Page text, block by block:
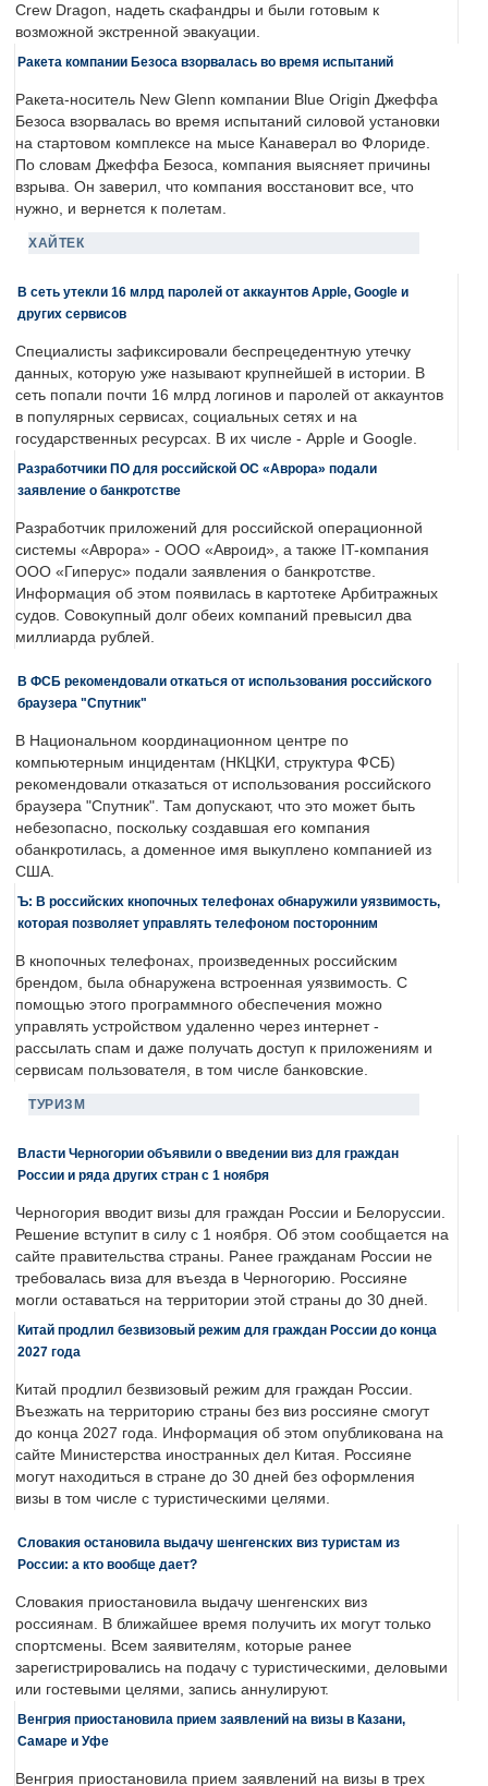
Crew Dragon, надеть скафандры и были готовым к
возможной экстренной эвакуации.
Ракета компании Безоса взорвалась во время испытаний
Ракета-носитель New Glenn компании Blue Origin Джеффа
Безоса взорвалась во время испытаний силовой установки
на стартовом комплексе на мысе Канаверал во Флориде.
По словам Джеффа Безоса, компания выясняет причины
взрыва. Он заверил, что компания восстановит все, что
нужно, и вернется к полетам.
ХАЙТЕК
В сеть утекли 16 млрд паролей от аккаунтов Apple, Google и
других сервисов
Специалисты зафиксировали беспрецедентную утечку
данных, которую уже называют крупнейшей в истории. В
сеть попали почти 16 млрд логинов и паролей от аккаунтов
в популярных сервисах, социальных сетях и на
государственных ресурсах. В их числе - Apple и Google.
Разработчики ПО для российской ОС «Аврора» подали
заявление о банкротстве
Разработчик приложений для российской операционной
системы «Аврора» - ООО «Авроид», а также IT-компания
ООО «Гиперус» подали заявления о банкротстве.
Информация об этом появилась в картотеке Арбитражных
судов. Совокупный долг обеих компаний превысил два
миллиарда рублей.
В ФСБ рекомендовали откаться от использования российского
браузера "Спутник"
В Национальном координационном центре по
компьютерным инцидентам (НКЦКИ, структура ФСБ)
рекомендовали отказаться от использования российского
браузера "Спутник". Там допускают, что это может быть
небезопасно, поскольку создавшая его компания
обанкротилась, а доменное имя выкуплено компанией из
США.
Ъ: В российских кнопочных телефонах обнаружили уязвимость,
которая позволяет управлять телефоном посторонним
В кнопочных телефонах, произведенных российским
брендом, была обнаружена встроенная уязвимость. С
помощью этого программного обеспечения можно
управлять устройством удаленно через интернет -
рассылать спам и даже получать доступ к приложениям и
сервисам пользователя, в том числе банковские.
ТУРИЗМ
Власти Черногории объявили о введении виз для граждан
России и ряда других стран с 1 ноября
Черногория вводит визы для граждан России и Белоруссии.
Решение вступит в силу с 1 ноября. Об этом сообщается на
сайте правительства страны. Ранее гражданам России не
требовалась виза для въезда в Черногорию. Россияне
могли оставаться на территории этой страны до 30 дней.
Китай продлил безвизовый режим для граждан России до конца
2027 года
Китай продлил безвизовый режим для граждан России.
Въезжать на территорию страны без виз россияне смогут
до конца 2027 года. Информация об этом опубликована на
сайте Министерства иностранных дел Китая. Россияне
могут находиться в стране до 30 дней без оформления
визы в том числе с туристическими целями.
Словакия остановила выдачу шенгенских виз туристам из
России: а кто вообще дает?
Словакия приостановила выдачу шенгенских виз
россиянам. В ближайшее время получить их могут только
спортсмены. Всем заявителям, которые ранее
зарегистрировались на подачу с туристическими, деловыми
или гостевыми целями, запись аннулируют.
Венгрия приостановила прием заявлений на визы в Казани,
Самаре и Уфе
Венгрия приостановила прием заявлений на визы в трех